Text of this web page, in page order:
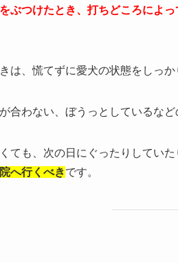
ぶつけたとき、打ちどころによ
は、慌てずに愛犬の状態をしっか
合わない、ぼうっとしているなど
ても、次の日にぐったりしていた
へ行くべきです。